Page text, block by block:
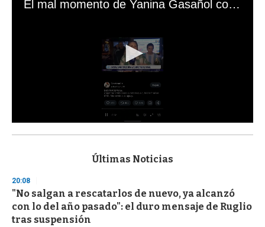
El mal momento de Yanina Gasañol con un hincha argentino en "Subrayado"
s
d
s
o
f
3
Últimas Noticias
20:08
"No salgan a rescatarlos de nuevo, ya alcanzó
con lo del año pasado": el duro mensaje de Ruglio
tras suspensión